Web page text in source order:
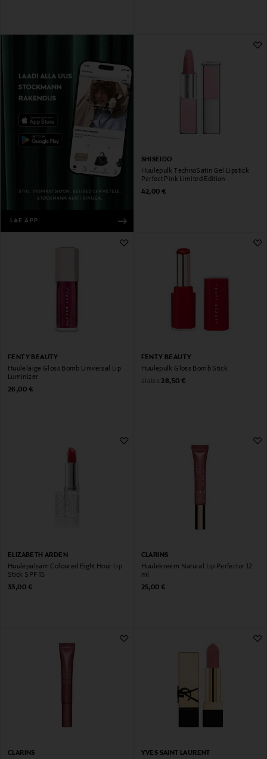
LAE ÄPP
SHISEIDO
Huulepulk TechnoSatin Gel Lipstick
Perfect Pink Limited Edition
Original Price
42,00 €
FENTY BEAUTY
Huuleläige Gloss Bomb Universal Lip
Luminizer
Original Price
26,00 €
FENTY BEAUTY
Huulepulk Gloss Bomb Stick
alates Original Price
28,50 €
ELIZABETH ARDEN
Huulepalsam Coloured Eight Hour Lip
Stick SPF 15
Original Price
33,00 €
CLARINS
Huulekreem Natural Lip Perfector 12
ml
Original Price
25,00 €
CLARINS
YVES SAINT LAURENT